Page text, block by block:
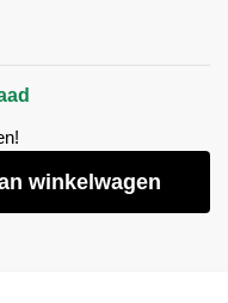
winkelwagen